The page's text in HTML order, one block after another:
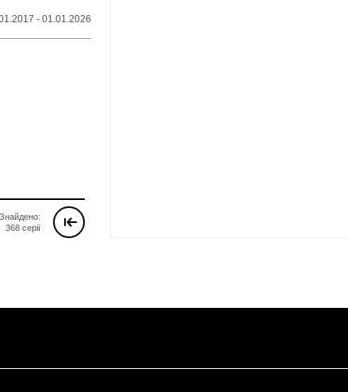
- 01.01.2026
Знайдено:
368 серії